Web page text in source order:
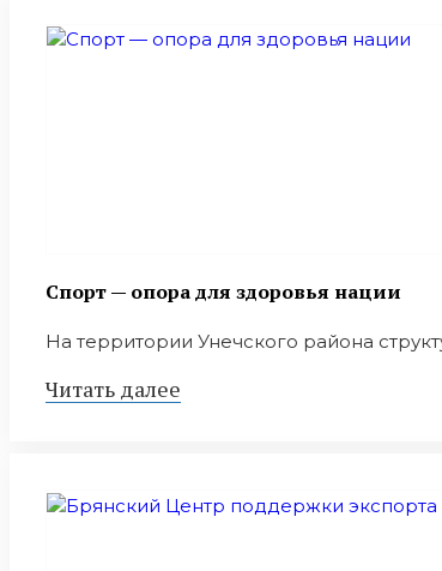
Спорт — опора для здоровья нации
На территории Унечского района
Читать далее